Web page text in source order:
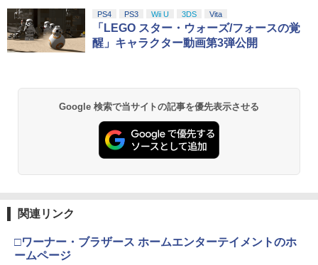
PS4 PS3 Wii U 3DS Vita
「LEGO スター・ウォーズ/フォースの覚
醒」キャラクター動画第3弾公開
Google 検索で当サイトの記事を優先表示させる
関連リンク
□ワーナー・ブラザース ホームエンターテイメントのホ
ームページ